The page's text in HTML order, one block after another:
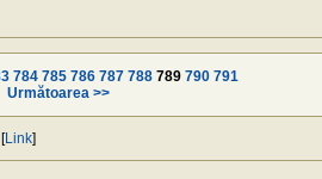
784 785 786 787 788 789 790 791
Următoarea >>
Link]